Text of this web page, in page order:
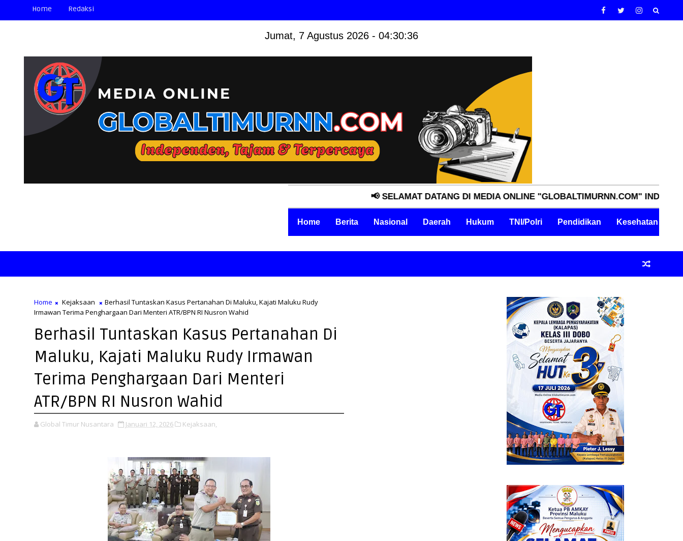
Home Redaksi
Jumat, 7 Agustus 2026 - 04:30:37
📢 SELAMAT DATANG DI MEDIA ONLINE "GLOBALTIMURNN.COM" INDEPENDEN,
Home Berita Nasional Daerah Hukum TNI/Polri Pendidikan Kesehatan
Home Kejaksaan
Berhasil Tuntaskan Kasus Pertanahan Di Maluku, Kajati Maluku Rudy
Irmawan Terima Penghargaan Dari Menteri ATR/BPN RI Nusron Wahid
Berhasil Tuntaskan Kasus Pertanahan Di
Maluku, Kajati Maluku Rudy Irmawan
Terima Penghargaan Dari Menteri
ATR/BPN RI Nusron Wahid
Global Timur Nusantara Januari 12, 2026 Kejaksaan,